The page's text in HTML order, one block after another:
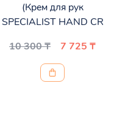
(Крем для рук
SPECIALIST HAND CR
10 300 ₸
7 725 ₸